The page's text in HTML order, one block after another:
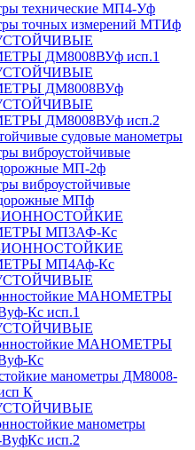
технические МП4-Уф
точных измерений МТИф
ДМ8008ВУф исп.1
ДМ8008ВУф
ДМ8008ВУф исп.2
судовые манометры
виброустойчивые
МП-2ф
виброустойчивые
МПф
МП3АФ-Кс
МП4Аф-Кс
МАНОМЕТРЫ
Кс исп.1
МАНОМЕТРЫ
Кс
манометры ДМ8008-
К
манометры
исп.2